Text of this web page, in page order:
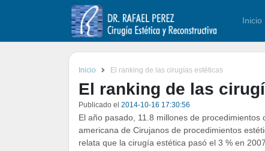
Inicio
Inicio El ranking de las cirugías estéticas
El ranking de las
Publicado el 2014-10-16 17:30:56
El año pasado, 11.8 millones de
americana de Cirujanos de procedimientos
relata que la cirugía estética pasó el 3 % en